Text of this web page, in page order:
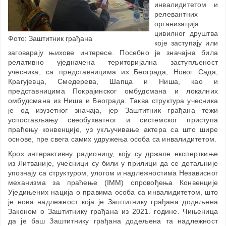
Фото: Заштитник грађана
инвалидитетом и
релевантних
организација
цивилног друштва
које заступају или
заговарају њихове интересе. Посебно је значајна била
релативно уједначена територијална заступљеност
учесника, са представницима из Београда, Новог Сада,
Крагујевца, Смедерева, Шапца и Ниша, као и
представницима Покрајинског омбудсмана и локалних
омбудсмана из Ниша и Београда. Таква структура учесника
је од изузетног значаја, јер Заштитник грађана тежи
успостављању свеобухватног и системског приступа
праћењу конвенције, уз укључивање актера са што шире
основе, пре свега самих удружења особа са инвалидитетом.
Кроз интерактивну радионицу, коју су држале експерткиње
из Литваније, учесници су били у прилици да се детаљније
упознају са структуром, улогом и надлежностима Независног
механизма за праћење (IMM) спровођења Конвенције
Уједињених нација о правима особа са инвалидитетом, што
је нова надлежност која је Заштитнику грађана додељена
Законом о Заштитнику грађана из 2021. године. Чињеница
да је баш Заштитнику грађана додељена та надлежност